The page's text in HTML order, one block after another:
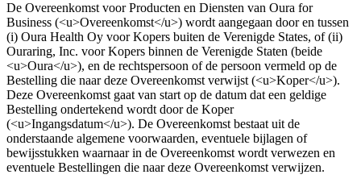
De Overeenkomst voor Producten en Diensten van Oura for
Business (<u>Overeenkomst</u>) wordt aangegaan door en tussen
(i) Oura Health Oy voor Kopers buiten de Verenigde States, of (ii)
Ouraring, Inc. voor Kopers binnen de Verenigde Staten (beide
<u>Oura</u>), en de rechtspersoon of de persoon vermeld op de
Bestelling die naar deze Overeenkomst verwijst (<u>Koper</u>).
Deze Overeenkomst gaat van start op de datum dat een geldige
Bestelling ondertekend wordt door de Koper
(<u>Ingangsdatum</u>). De Overeenkomst bestaat uit de
onderstaande algemene voorwaarden, eventuele bijlagen of
bewijsstukken waarnaar in de Overeenkomst wordt verwezen en
eventuele Bestellingen die naar deze Overeenkomst verwijzen.